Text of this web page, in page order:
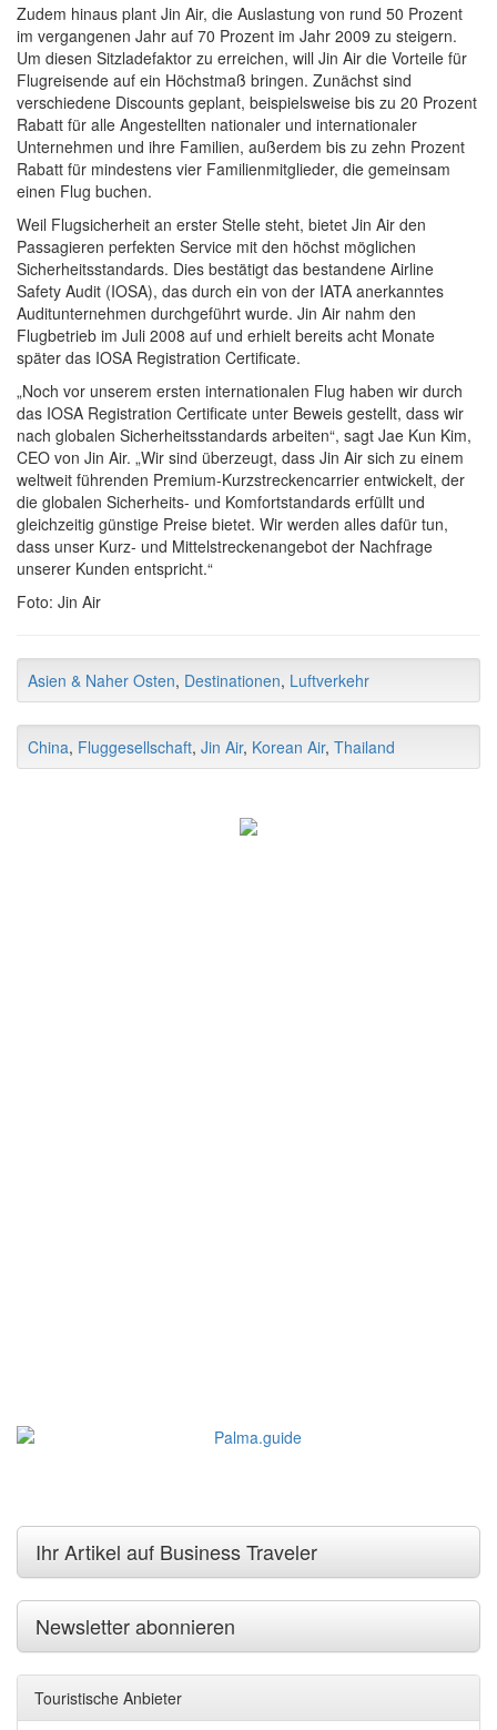
Zudem hinaus plant Jin Air, die Auslastung von rund 50 Prozent
im vergangenen Jahr auf 70 Prozent im Jahr 2009 zu steigern.
Um diesen Sitzladefaktor zu erreichen, will Jin Air die Vorteile für
Flugreisende auf ein Höchstmaß bringen. Zunächst sind
verschiedene Discounts geplant, beispielsweise bis zu 20 Prozent
Rabatt für alle Angestellten nationaler und internationaler
Unternehmen und ihre Familien, außerdem bis zu zehn Prozent
Rabatt für mindestens vier Familienmitglieder, die gemeinsam
einen Flug buchen.
Weil Flugsicherheit an erster Stelle steht, bietet Jin Air den
Passagieren perfekten Service mit den höchst möglichen
Sicherheitsstandards. Dies bestätigt das bestandene Airline
Safety Audit (IOSA), das durch ein von der IATA anerkanntes
Auditunternehmen durchgeführt wurde. Jin Air nahm den
Flugbetrieb im Juli 2008 auf und erhielt bereits acht Monate
später das IOSA Registration Certificate.
„Noch vor unserem ersten internationalen Flug haben wir durch
das IOSA Registration Certificate unter Beweis gestellt, dass wir
nach globalen Sicherheitsstandards arbeiten“, sagt Jae Kun Kim,
CEO von Jin Air. „Wir sind überzeugt, dass Jin Air sich zu einem
weltweit führenden Premium-Kurzstreckencarrier entwickelt, der
die globalen Sicherheits- und Komfortstandards erfüllt und
gleichzeitig günstige Preise bietet. Wir werden alles dafür tun,
dass unser Kurz- und Mittelstreckenangebot der Nachfrage
unserer Kunden entspricht.“
Foto: Jin Air
Asien & Naher Osten, Destinationen, Luftverkehr
China, Fluggesellschaft, Jin Air, Korean Air, Thailand
Ihr Artikel auf Business Traveler
Newsletter abonnieren
Touristische Anbieter